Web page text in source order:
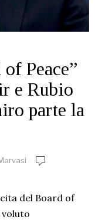
Peace”
e Rubio
parte la
del Board of
voluto